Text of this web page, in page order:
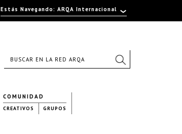
COMUNIDAD
CREATIVOS GRUPOS
Estás Navegando: ARQA Internacional